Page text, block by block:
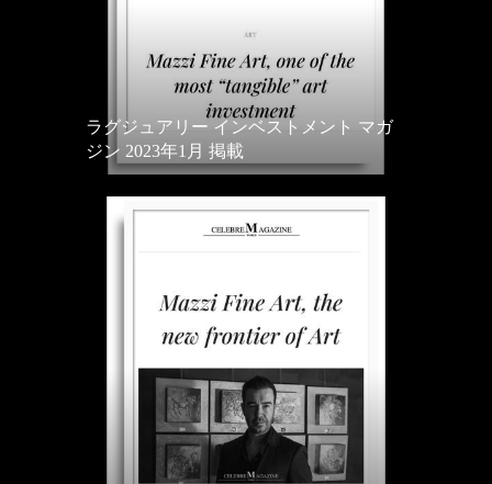
ラグジュアリー インベストメント マガ
ジン 2023年1月 掲載